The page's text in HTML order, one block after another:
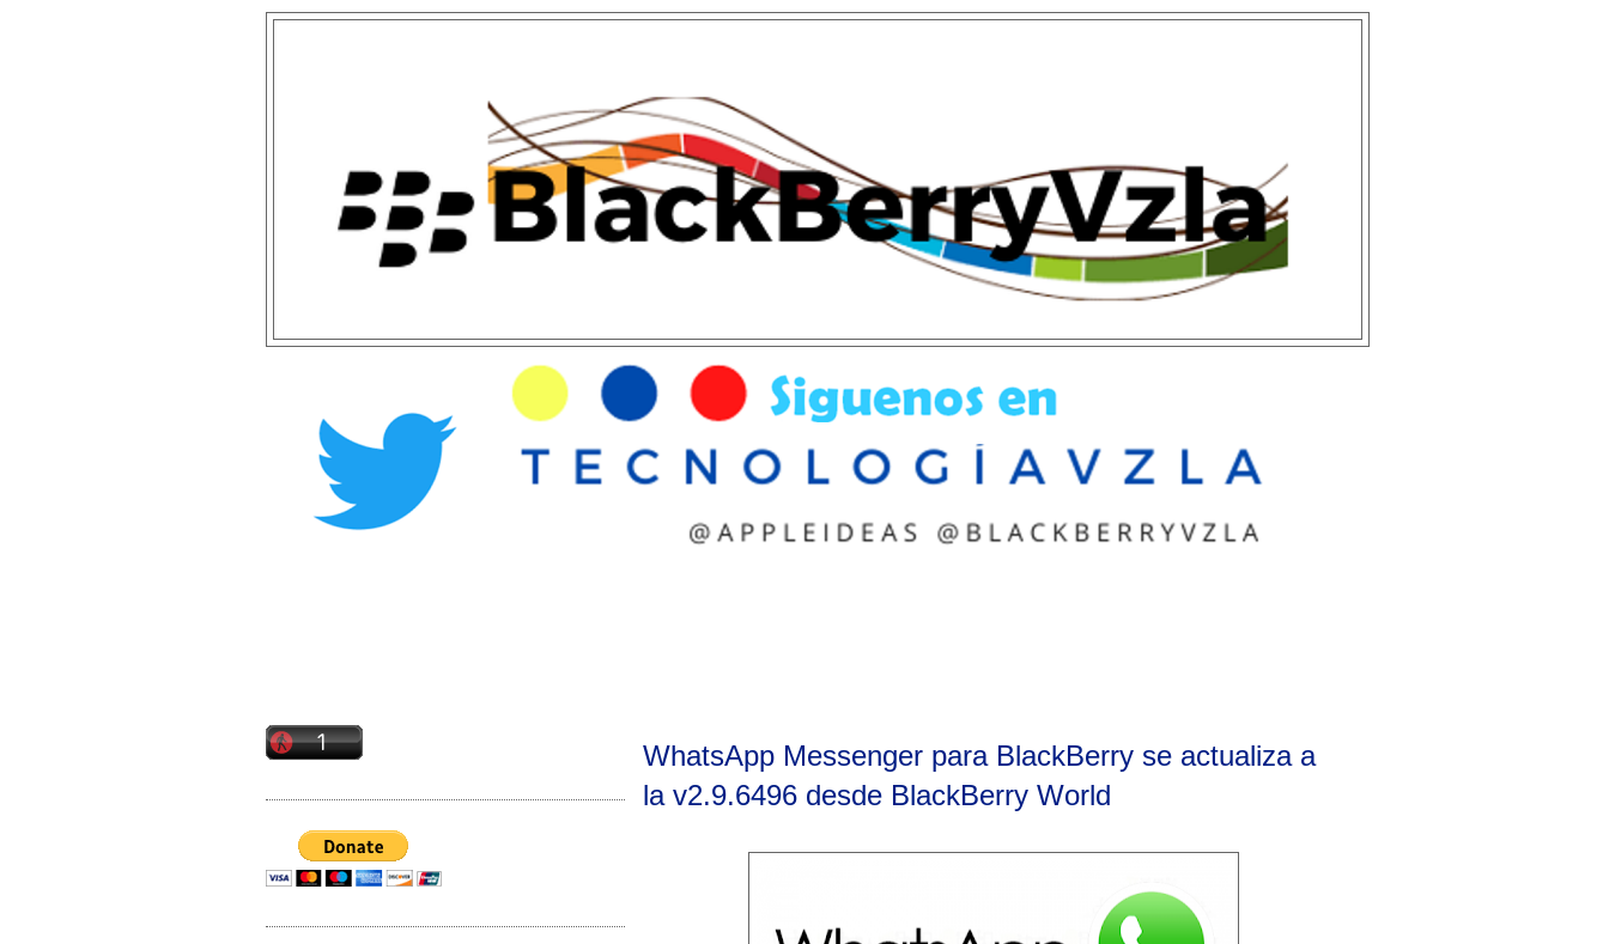
WhatsApp Messenger para BlackBerry se actualiza a
la v2.9.6496 desde BlackBerry World